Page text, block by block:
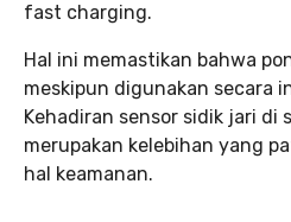
fast charging.
Hal ini memastikan bahwa
meskipun digunakan secara
Kehadiran sensor sidik jari di
merupakan kelebihan yang
hal keamanan.